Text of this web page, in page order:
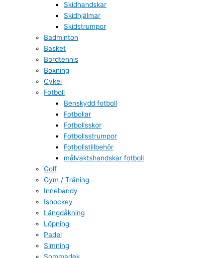
Skidhandskar
Skidhjälmar
Skidstrumpor
Badminton
Basket
Bordtennis
Boxning
Cykel
Fotboll
Benskydd fotboll
Fotbollar
Fotbollsskor
Fotbollsstrumpor
Fotbollstillbehör
målvaktshandskar fotboll
Golf
Gym / Träning
Innebandy
Ishockey
Längdåkning
Löpning
Padel
Simning